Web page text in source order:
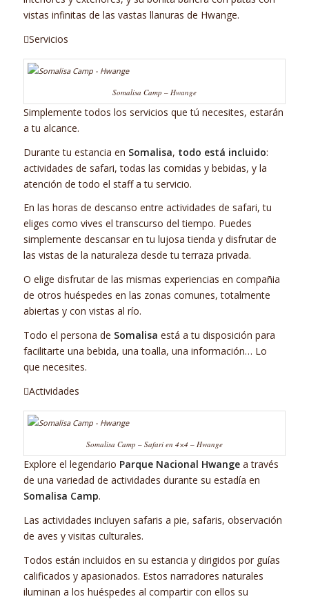
vistas infinitas de las vastas llanuras de Hwange.
Servicios
Somalisa Camp – Hwange
Simplemente todos los servicios que tú necesites, estarán
a tu alcance.
Durante tu estancia en Somalisa, todo está incluido:
actividades de safari, todas las comidas y bebidas, y la
atención de todo el staff a tu servicio.
En las horas de descanso entre actividades de safari, tu
eliges como vives el transcurso del tiempo. Puedes
simplemente descansar en tu lujosa tienda y disfrutar de
las vistas de la naturaleza desde tu terraza privada.
O elige disfrutar de las mismas experiencias en compañia
de otros huéspedes en las zonas comunes, totalmente
abiertas y con vistas al río.
Todo el persona de Somalisa está a tu disposición para
facilitarte una bebida, una toalla, una información… Lo
que necesites.
Actividades
Somalisa Camp – Safari en 4×4 – Hwange
Explore el legendario Parque Nacional Hwangea través
de una variedad de actividades durante su estadía en
Somalisa Camp.
Las actividades incluyen safaris a pie, safaris, observación
de aves y visitas culturales.
Todos están incluidos en su estancia y dirigidos por guías
calificados y apasionados. Estos narradores naturales
iluminan a los huéspedes al compartir con ellos su